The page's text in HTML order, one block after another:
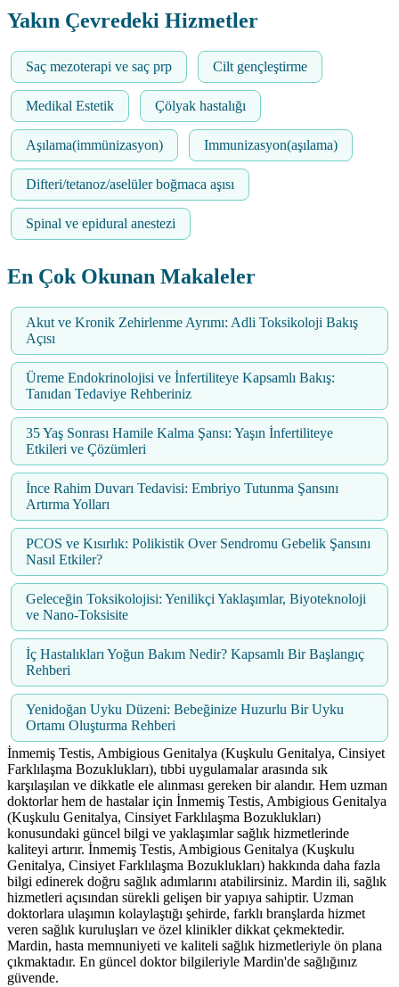
Yakın Çevredeki Hizmetler
Saç mezoterapi ve saç prp Cilt gençleştirme
Medikal Estetik Çölyak hastalığı
Aşılama(immünizasyon) Immunizasyon(aşılama)
Difteri/tetanoz/aselüler boğmaca aşısı
Spinal ve epidural anestezi
En Çok Okunan Makaleler
Akut ve Kronik Zehirlenme Ayrımı: Adli Toksikoloji Bakış
Açısı
Üreme Endokrinolojisi ve İnfertiliteye Kapsamlı Bakış:
Tanıdan Tedaviye Rehberiniz
35 Yaş Sonrası Hamile Kalma Şansı: Yaşın İnfertiliteye
Etkileri ve Çözümleri
İnce Rahim Duvarı Tedavisi: Embriyo Tutunma Şansını
Artırma Yolları
PCOS ve Kısırlık: Polikistik Over Sendromu Gebelik Şansını
Nasıl Etkiler?
Geleceğin Toksikolojisi: Yenilikçi Yaklaşımlar, Biyoteknoloji
ve Nano-Toksisite
İç Hastalıkları Yoğun Bakım Nedir? Kapsamlı Bir Başlangıç
Rehberi
Yenidoğan Uyku Düzeni: Bebeğinize Huzurlu Bir Uyku
Ortamı Oluşturma Rehberi
İnmemiş Testis, Ambigious Genitalya (Kuşkulu Genitalya, Cinsiyet
Farklılaşma Bozuklukları), tıbbi uygulamalar arasında sık
karşılaşılan ve dikkatle ele alınması gereken bir alandır. Hem uzman
doktorlar hem de hastalar için İnmemiş Testis, Ambigious Genitalya
(Kuşkulu Genitalya, Cinsiyet Farklılaşma Bozuklukları)
konusundaki güncel bilgi ve yaklaşımlar sağlık hizmetlerinde
kaliteyi artırır. İnmemiş Testis, Ambigious Genitalya (Kuşkulu
Genitalya, Cinsiyet Farklılaşma Bozuklukları) hakkında daha fazla
bilgi edinerek doğru sağlık adımlarını atabilirsiniz. Mardin ili, sağlık
hizmetleri açısından sürekli gelişen bir yapıya sahiptir. Uzman
doktorlara ulaşımın kolaylaştığı şehirde, farklı branşlarda hizmet
veren sağlık kuruluşları ve özel klinikler dikkat çekmektedir.
Mardin, hasta memnuniyeti ve kaliteli sağlık hizmetleriyle ön plana
çıkmaktadır. En güncel doktor bilgileriyle Mardin'de sağlığınız
güvende.